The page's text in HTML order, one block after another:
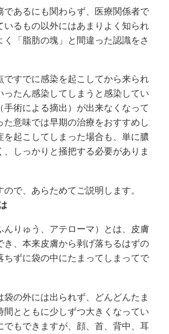
であるにも関わらず、医療関係者で
るもの以外にはあまりよく知られ
「脂肪の塊」と間違った認識をさ
ですでに感染を起こしてから来られ
ったん感染してしまうと感染してい
手術による摘出）が出来なくなって
た意味では早期の治療をおすすめし
を起こしてしまった場合も、単に膿
、しっかりと掻把する必要がありま
で、あらためてご説明します。
んりゅう、アテローマ）とは、皮膚
き、本来皮膚から剥げ落ちるはずの
ちずに袋の中にたまってしまってで
袋の外には出られず、どんどんたま
間とともに少しずつ大きくなってい
でもできますが、顔、首、背中、耳